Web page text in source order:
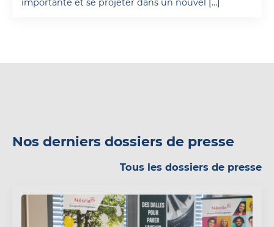
importante et se projeter dans un nouvel […]
Nos derniers dossiers de presse
Tous les dossiers de presse